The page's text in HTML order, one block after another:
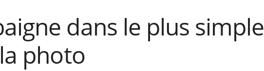
dans le plus simple
photo